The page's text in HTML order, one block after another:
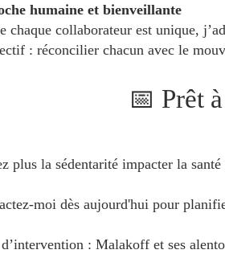
humaine et bienveillante
chaque collaborateur est unique,
: réconcilier chacun avec le
📅 Prêt
plus la sédentarité impacter la
moi dès aujourd'hui pour
: Malakoff et ses